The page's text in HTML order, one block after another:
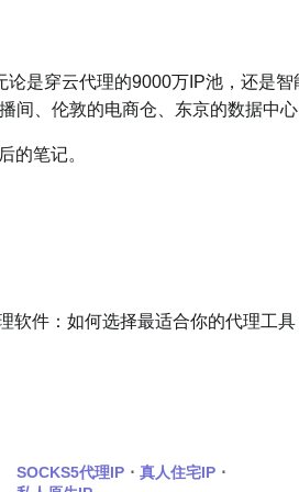
论是穿云代理的9000万IP池，还是智
、伦敦的电商仓、东京的数据中心
的笔记。
软件：如何选择最适合你的代理工具
SOCKS5代理IP
真人住宅IP